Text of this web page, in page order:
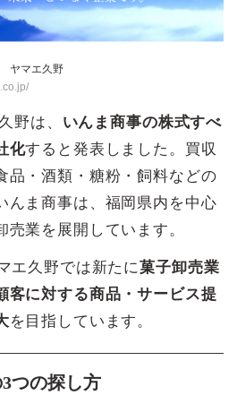
ヤマエ久野
野は、 いんま商事の株式すべ
化すると発表しました。買収
品・酒類・糖粉・飼料などの
んま商事は、福岡県内を中心
業を展開しています。
エ久野では新たに菓子卸売業
客に対する商品・サービス提
を目指しています。
つの探し方